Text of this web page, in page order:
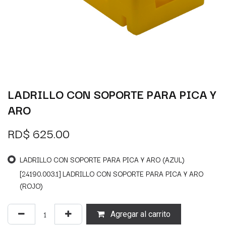
LADRILLO CON SOPORTE PARA PICA Y
ARO
RD$ 625.00
LADRILLO CON SOPORTE PARA PICA Y ARO (AZUL)
[24190.003.1] LADRILLO CON SOPORTE PARA PICA Y ARO
(ROJO)
Agregar al carrito